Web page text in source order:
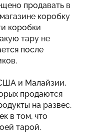
продавать в
коробку
коробки
тару не
после
и Малайзии,
продаются
на развес.
в том, что
тарой.